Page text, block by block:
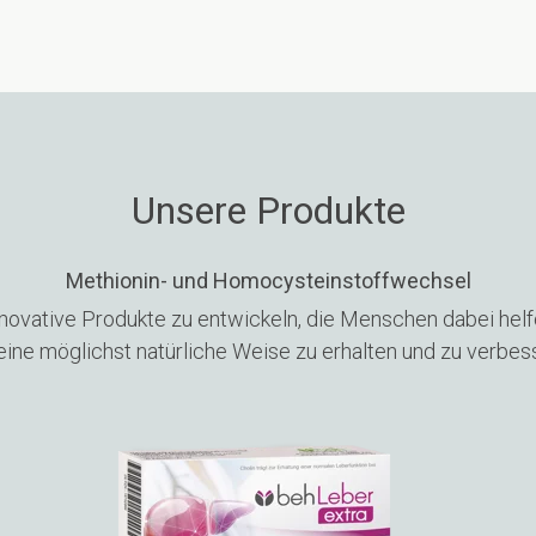
Unsere Produkte
Methionin- und Homocysteinstoffwechsel
Produkte zu entwickeln, die Menschen dabei
möglichst natürliche Weise zu erhalten und zu